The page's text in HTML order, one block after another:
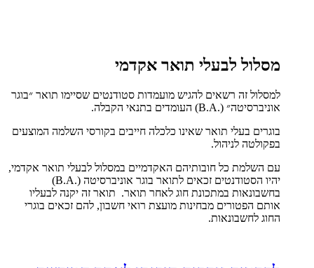
מסלול לבעלי תואר אקדמי
למסלול זה רשאים להגיש מועמדות סטודנטים שסיימו תואר ״בוגר
אוניברסיטה״ (.B.A) העומדים בתנאי הקבלה.
בוגרים בעלי תואר שאינו כלכלה חייבים בקורסי השלמה המוצעים
בפקולטה לניהול.
עם השלמת כל חובותיהם האקדמיים במסלול לבעלי תואר אקדמי,
יהיו הסטודנטים זכאים לתואר בוגר אוניברסיטה (.B.A)
בחשבונאות במתכונת חוג לאחר תואר. תואר זה יקנה לבעליו
אותם הפטורים מבחינות מועצת רואי חשבון, להם זכאים בוגרי
החוג לחשבונאות.